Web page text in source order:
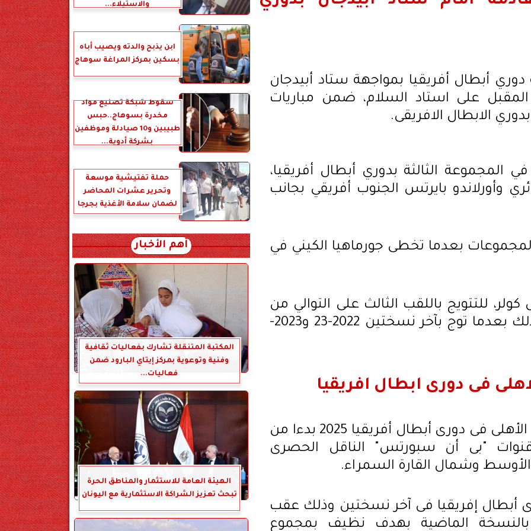
دوري أبطال أفريقيا بمواجهة ستاد أبيدجان
على استاد السلام، ضمن مباريات
الابطال الافريقى.
المجموعة الثالثة بدوري أبطال أفريقيا،
وأورلاندو بايرتس الجنوب أفريقي بجانب
بعدما تخطى جورماهيا الكيني في
للتتويج باللقب الثالث على التوالي من
بطولة دوري أبطال أفريقيا وذلك بعدما توج بآخر نسختين 2022-23 و2023-
فى دورى ابطال افريقيا
يمكن مشاهدة جميع مباريات الأهلى فى دورى أبطال أفريقيا 2025 بدءا من
"بى أن سبورتس" الناقل الحصرى
وشمال القارة السمراء.
أبطال إفريقيا فى آخر نسختين وذلك عقب
بالنسخة الماضية بهدف نظيف بمجموع
والاستيلاء...
ابن يذبح والدته ويصيب أباه
بسكين بمركز المراغة سوهاج
سقوط شبكة تصنيع مواد
مخدرة بسوهاج..حبس
طبيبين و10 صيادلة وموظفين
بشركة أدوية...
حملة تفتيشية موسعة
وتحرير عشرات المحاضر
لضمان سلامة الأغذية بجرجا
أهم الأخبار
المكتبة المتنقلة تشارك بفعاليات ثقافية
وفنية وتوعوية بمركز إيتاي البارود ضمن
فعاليات...
الهيئة العامة للاستثمار والمناطق الحرة
تبحث تعزيز الشراكة الاستثمارية مع اليونان